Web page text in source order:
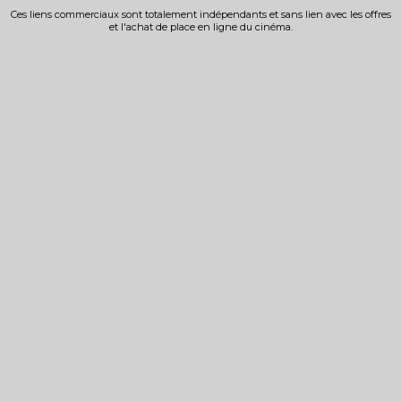
Ces liens commerciaux sont totalement indépendants et sans lien avec les offres
et l'achat de place en ligne du cinéma.